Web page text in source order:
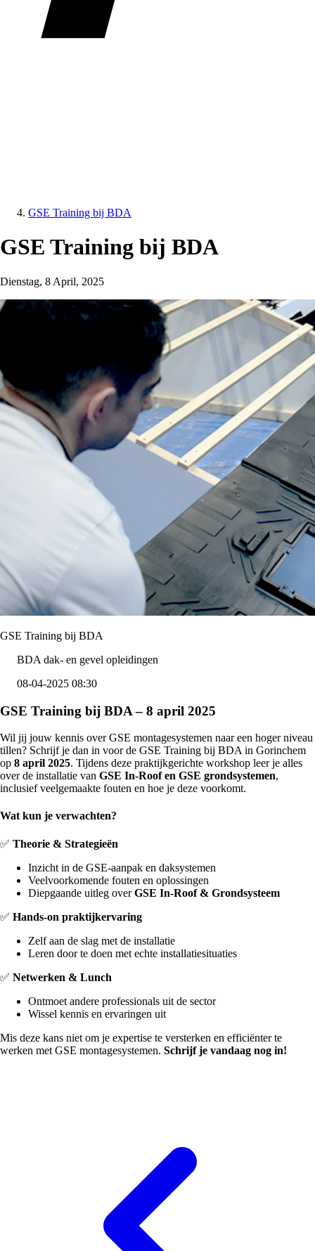
GSE Training bij BDA
GSE Training bij BDA
Dienstag, 8 April, 2025
GSE Training bij BDA
BDA dak- en gevel opleidingen
08-04-2025 08:30
GSE Training bij BDA – 8 april 2025
Wil jij jouw kennis over GSE montagesystemen naar een hoger niveau
tillen? Schrijf je dan in voor de GSE Training bij BDA in Gorinchem
op 8 april 2025. Tijdens deze praktijkgerichte workshop leer je alles
over de installatie van GSE In-Roof en GSE grondsystemen,
inclusief veelgemaakte fouten en hoe je deze voorkomt.
Wat kun je verwachten?
✅ Theorie & Strategieën
Inzicht in de GSE-aanpak en daksystemen
Veelvoorkomende fouten en oplossingen
Diepgaande uitleg overGSE In-Roof & Grondsysteem
✅ Hands-on praktijkervaring
Zelf aan de slag met de installatie
Leren door te doen met echte installatiesituaties
✅ Netwerken & Lunch
Ontmoet andere professionals uit de sector
Wissel kennis en ervaringen uit
Mis deze kans niet om je expertise te versterken en efficiënter te
werken met GSE montagesystemen. Schrijf je vandaag nog in!